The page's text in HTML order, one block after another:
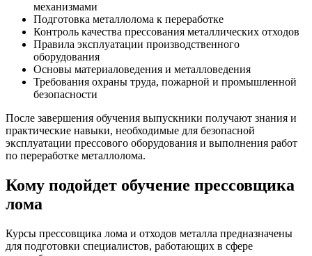
механизмами
Подготовка металлолома к переработке
Контроль качества прессования металлических отходов
Правила эксплуатации производственного
оборудования
Основы материаловедения и металловедения
Требования охраны труда, пожарной и промышленной
безопасности
После завершения обучения выпускники получают знания и
практические навыки, необходимые для безопасной
эксплуатации прессового оборудования и выполнения работ
по переработке металлолома.
Кому подойдет обучение прессовщика
лома
Курсы прессовщика лома и отходов металла предназначены
для подготовки специалистов, работающих в сфере